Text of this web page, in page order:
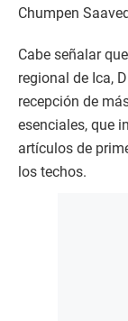
Chumpen
Cabe señalar
regional de Ica,
recepción de
esenciales, que
artículos de
los techos.